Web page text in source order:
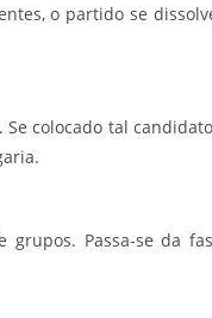
o partido se
colocado tal
Passa-se da